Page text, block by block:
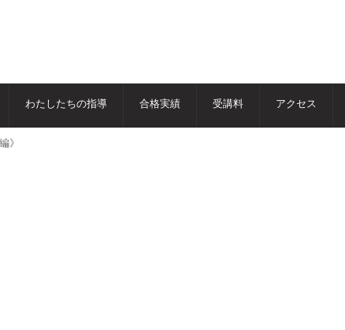
わたしたちの指導 合格実績 受講料 アクセス
》